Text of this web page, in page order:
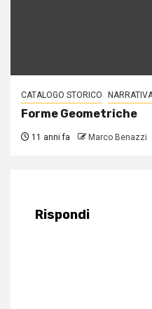
CATALOGO STORICO
Forme Geometriche
11 anni fa Marco Benazzi
Rispondi